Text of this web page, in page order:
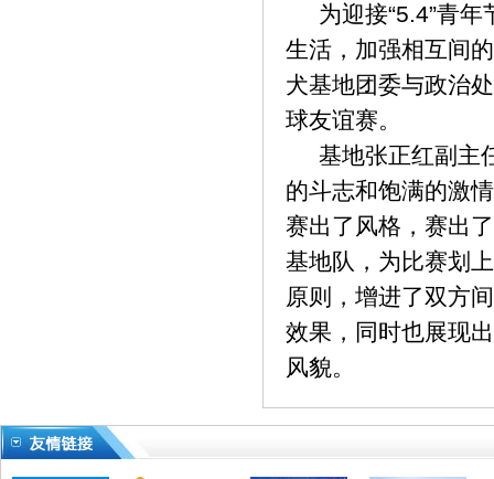
为迎接“5.4”青年
生活，加强相互间
犬基地团委与政治
球友谊赛。
基地张正红副主
的斗志和饱满的激
赛出了风格，赛出
基地队，为比赛划
原则，增进了双方
效果，同时也展现
风貌。